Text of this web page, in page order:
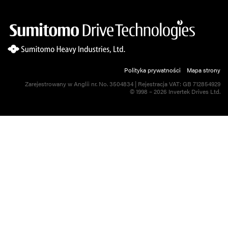
Polityka prywatności
Mapa strony
Zarejestrowany w Anglii nr. No. 3504834 | Rejestracja VAT: GB 712854929
© 1998 – 2026 Invertek Drives Ltd.